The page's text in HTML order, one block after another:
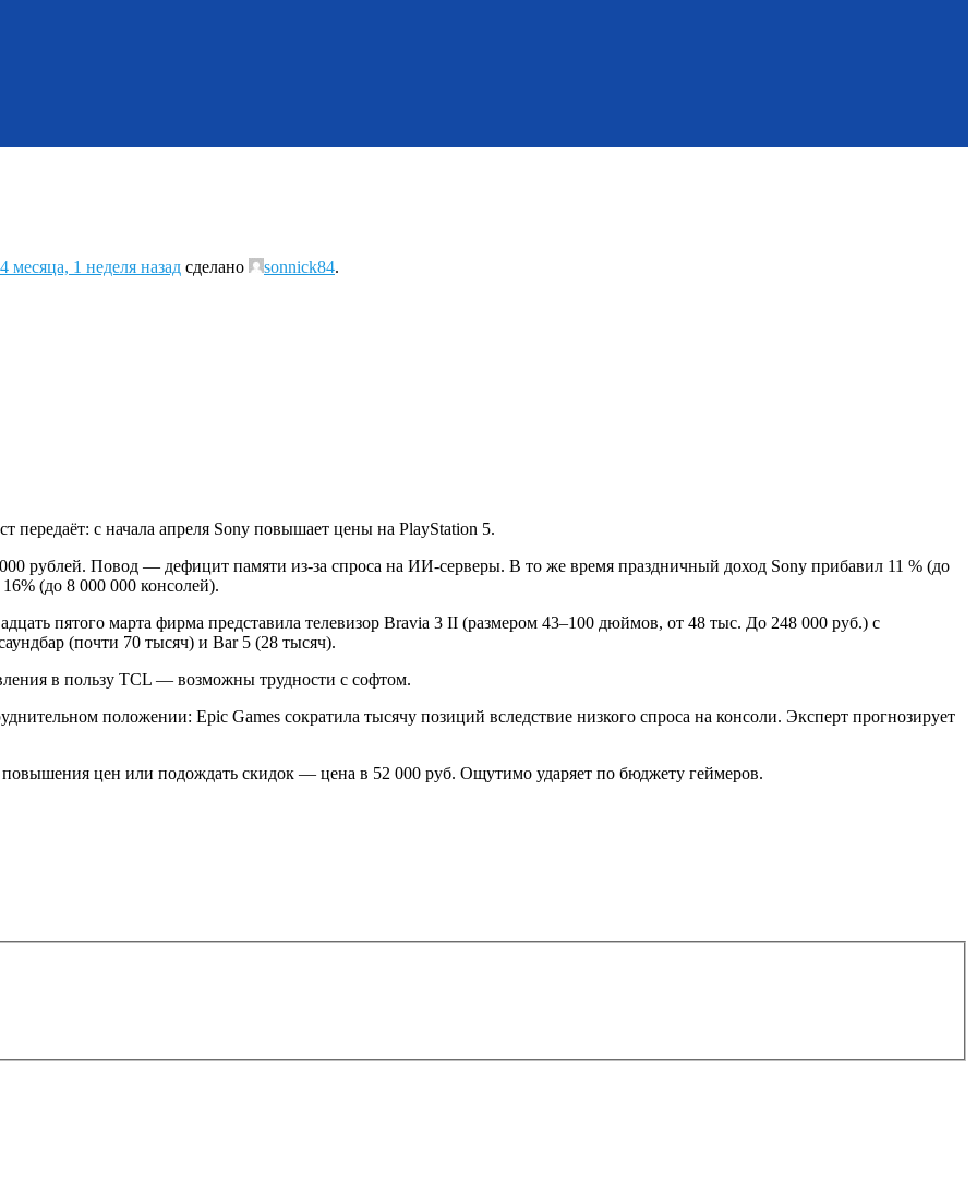
4 месяца, 1 неделя назад сделано sonnick84.
с начала апреля Sony повышает цены на PlayStation 5.
рублей. Повод — дефицит памяти из-за спроса на ИИ-серверы. В то же время праздничный доход Sony прибавил 11 % (до
(до 8 000 000 консолей).
пятого марта фирма представила телевизор Bravia 3 II (размером 43–100 дюймов, от 48 тыс. До 248 000 руб.) с
(почти 70 тысяч) и Bar 5 (28 тысяч).
в пользу TCL — возможны трудности с софтом.
положении: Epic Games сократила тысячу позиций вследствие низкого спроса на консоли. Эксперт прогнозирует
цен или подождать скидок — цена в 52 000 руб. Ощутимо ударяет по бюджету геймеров.